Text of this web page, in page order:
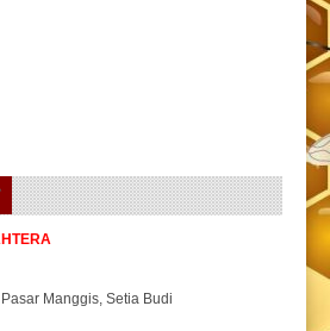
Manggis, Setia Budi